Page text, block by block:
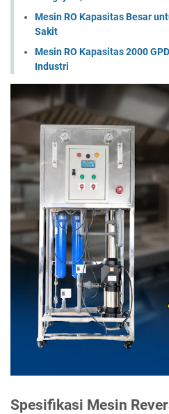
Mesin RO Kapasitas Besar
Sakit
Mesin RO Kapasitas 2000
Industri
Spesifikasi Mesin